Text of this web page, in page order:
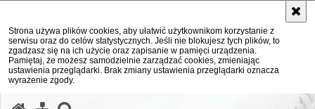
Strona używa plików cookies, aby ułatwić użytkownikom korzystanie z
serwisu oraz do celów statystycznych. Jeśli nie blokujesz tych plików, to
zgadzasz się na ich użycie oraz zapisanie w pamięci urządzenia.
Pamiętaj, że możesz samodzielnie zarządzać cookies, zmieniając
ustawienia przeglądarki. Brak zmiany ustawienia przeglądarki oznacza
wyrażenie zgody.